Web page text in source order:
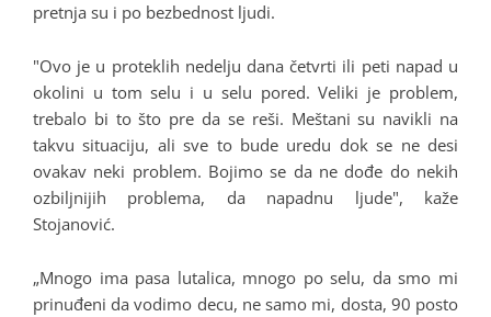
pretnja su i po bezbednost ljudi.
"Ovo je u proteklih nedelju dana četvrti ili peti napad u
okolini u tom selu i u selu pored. Veliki je problem,
trebalo bi to što pre da se reši. Meštani su navikli na
takvu situaciju, ali sve to bude uredu dok se ne desi
ovakav neki problem. Bojimo se da ne dođe do nekih
ozbiljnijih problema, da napadnu ljude", kaže
Stojanović.
„Mnogo ima pasa lutalica, mnogo po selu, da smo mi
prinuđeni da vodimo decu, ne samo mi, dosta, 90 posto